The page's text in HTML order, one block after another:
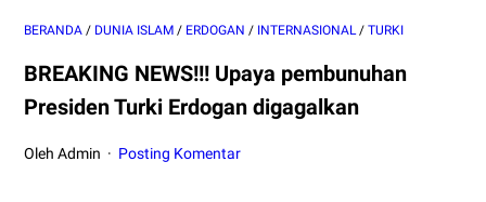
BERANDA / DUNIA ISLAM / ERDOGAN / INTERNASIONAL / TURKI
BREAKING NEWS!!! Upaya pembunuhan
Presiden Turki Erdogan digagalkan
Oleh Admin Posting Komentar